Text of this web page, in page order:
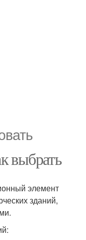
выбрать
элемент
зданий,